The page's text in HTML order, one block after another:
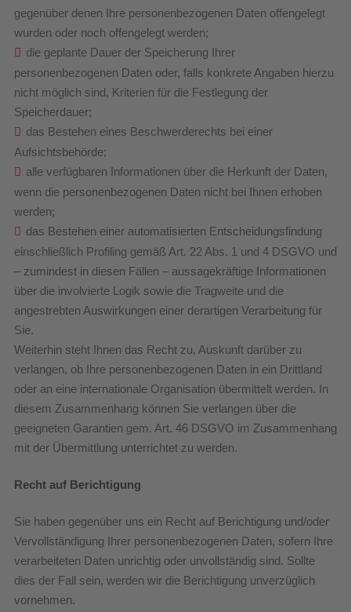
gegenüber denen Ihre personenbezogenen Daten offengelegt
wurden oder noch offengelegt werden;
die geplante Dauer der Speicherung Ihrer
personenbezogenen Daten oder, falls konkrete Angaben hierzu
nicht möglich sind, Kriterien für die Festlegung der
Speicherdauer;
das Bestehen eines Beschwerderechts bei einer
Aufsichtsbehörde;
alle verfügbaren Informationen über die Herkunft der Daten,
wenn die personenbezogenen Daten nicht bei Ihnen erhoben
werden;
das Bestehen einer automatisierten Entscheidungsfindung
einschließlich Profiling gemäß Art. 22 Abs. 1 und 4 DSGVO und
– zumindest in diesen Fällen – aussagekräftige Informationen
über die involvierte Logik sowie die Tragweite und die
angestrebten Auswirkungen einer derartigen Verarbeitung für
Sie.
Weiterhin steht Ihnen das Recht zu, Auskunft darüber zu
verlangen, ob Ihre personenbezogenen Daten in ein Drittland
oder an eine internationale Organisation übermittelt werden. In
diesem Zusammenhang können Sie verlangen über die
geeigneten Garantien gem. Art. 46 DSGVO im Zusammenhang
mit der Übermittlung unterrichtet zu werden.
Recht auf Berichtigung
Sie haben gegenüber uns ein Recht auf Berichtigung und/oder
Vervollständigung Ihrer personenbezogenen Daten, sofern Ihre
verarbeiteten Daten unrichtig oder unvollständig sind. Sollte
dies der Fall sein, werden wir die Berichtigung unverzüglich
vornehmen.